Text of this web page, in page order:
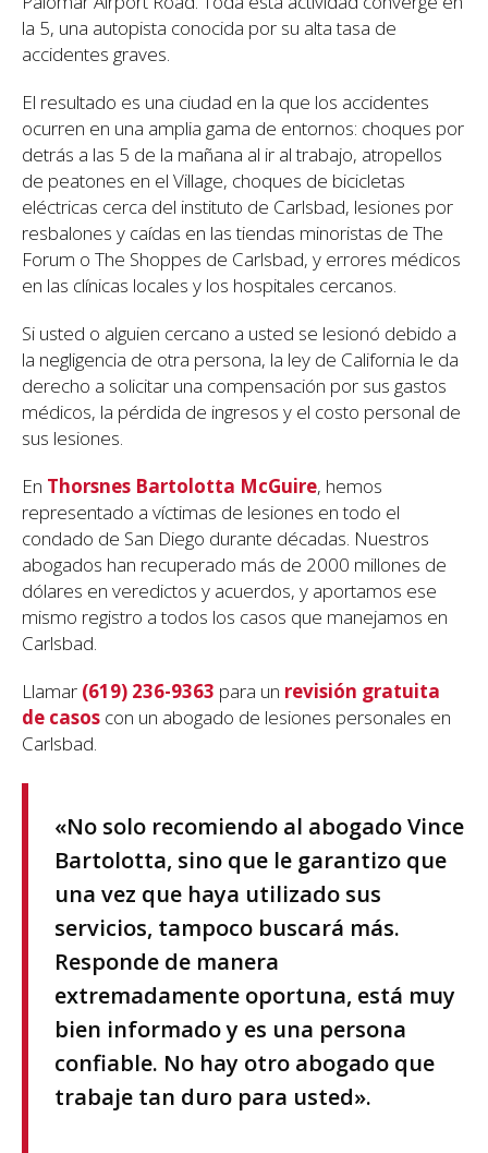
la 5, una autopista conocida por su alta tasa de
accidentes graves.
El resultado es una ciudad en la que los accidentes
ocurren en una amplia gama de entornos: choques por
detrás a las 5 de la mañana al ir al trabajo, atropellos
de peatones en el Village, choques de bicicletas
eléctricas cerca del instituto de Carlsbad, lesiones por
resbalones y caídas en las tiendas minoristas de The
Forum o The Shoppes de Carlsbad, y errores médicos
en las clínicas locales y los hospitales cercanos.
Si usted o alguien cercano a usted se lesionó debido a
la negligencia de otra persona, la ley de California le da
derecho a solicitar una compensación por sus gastos
médicos, la pérdida de ingresos y el costo personal de
sus lesiones.
En Thorsnes Bartolotta McGuire, hemos
representado a víctimas de lesiones en todo el
condado de San Diego durante décadas. Nuestros
abogados han recuperado más de 2000 millones de
dólares en veredictos y acuerdos, y aportamos ese
mismo registro a todos los casos que manejamos en
Carlsbad.
Llamar (619) 236-9363 para un revisión gratuita
de casos con un abogado de lesiones personales en
Carlsbad.
«No solo recomiendo al abogado Vince
Bartolotta, sino que le garantizo que
una vez que haya utilizado sus
servicios, tampoco buscará más.
Responde de manera
extremadamente oportuna, está muy
bien informado y es una persona
confiable. No hay otro abogado que
trabaje tan duro para usted».